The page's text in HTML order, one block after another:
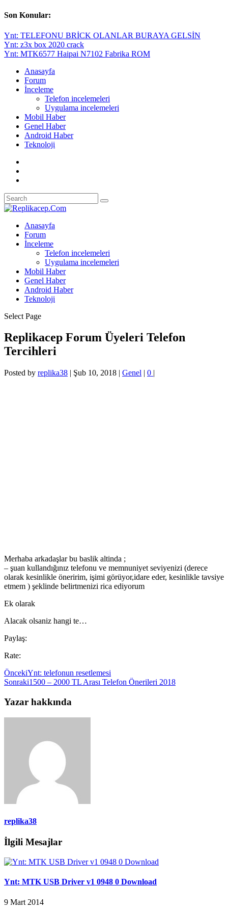
Son Konular:
Ynt: TELEFONU BRİCK OLANLAR BURAYA GELSİN
Ynt: z3x box 2020 crack
Ynt: MTK6577 Haipai N7102 Fabrika ROM
Anasayfa
Forum
İnceleme
Telefon incelemeleri
Uygulama incelemeleri
Mobil Haber
Genel Haber
Android Haber
Teknoloji
Anasayfa
Forum
İnceleme
Telefon incelemeleri
Uygulama incelemeleri
Mobil Haber
Genel Haber
Android Haber
Teknoloji
Select Page
Replikacep Forum Üyeleri Telefon
Tercihleri
Posted by replika38 | Şub 10, 2018 | Genel | 0 |
Merhaba arkadaşlar bu baslik altinda ;
– şuan kullandığınız telefonu ve memnuniyet seviyenizi (derece
olarak kesinlikle öneririm, işimi görüyor,idare eder, kesinlikle tavsiye
etmem ) şeklinde belirtmenizi rica ediyorum
Ek olarak
Alacak olsaniz hangi te…
Paylaş:
Rate:
ÖncekiYnt: telefonun resetlemesi
Sonraki1500 – 2000 TL Arası Telefon Önerileri 2018
Yazar hakkında
replika38
İlgili Mesajlar
Ynt: MTK USB Driver v1 0948 0 Download
9 Mart 2014